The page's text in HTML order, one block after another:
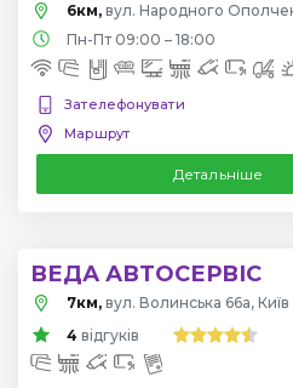
6км, вул. Народного
Пн-Пт 09:00 – 18:00
Зателефонувати
Маршрут
Детальніше
ВЕДА АВТОСЕРВІС
7км, вул. Волинська 66а, Київ
4 відгуків